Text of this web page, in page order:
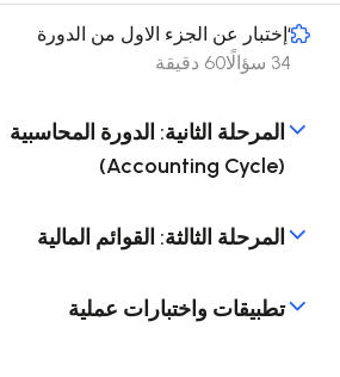
‘إختبار عن الجزء الاول من الدورة
60 دقيقة
34 سؤالًا
المرحلة الثانية: الدورة المحاسبية
(Accounting Cycle)
المرحلة الثالثة: القوائم المالية
تطبيقات واختبارات عملية